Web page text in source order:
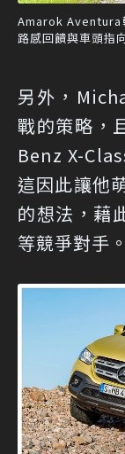
Amarok Aventura
路感回饋與車頭指
另外，
戰的策略，
Benz X-
這因此讓他
的想法，藉
等競爭對手。